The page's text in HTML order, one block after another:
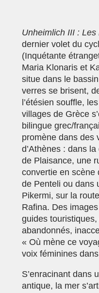
Unheimlich III : Les
dernier volet du
(Inquétante
Maria Klonaris et
situe dans le
verres se brisent,
l’étésien souffle,
villages de Grèce
bilingue grec/
promène dans des
d’Athènes : dans
de Plaisance, une
convertie en scène
de Penteli ou dans
Pikermi, sur la
Rafina. Des
guides
abandonnés,
« Où mène ce
voix féminines
S’enracinant dans
antique, la mer